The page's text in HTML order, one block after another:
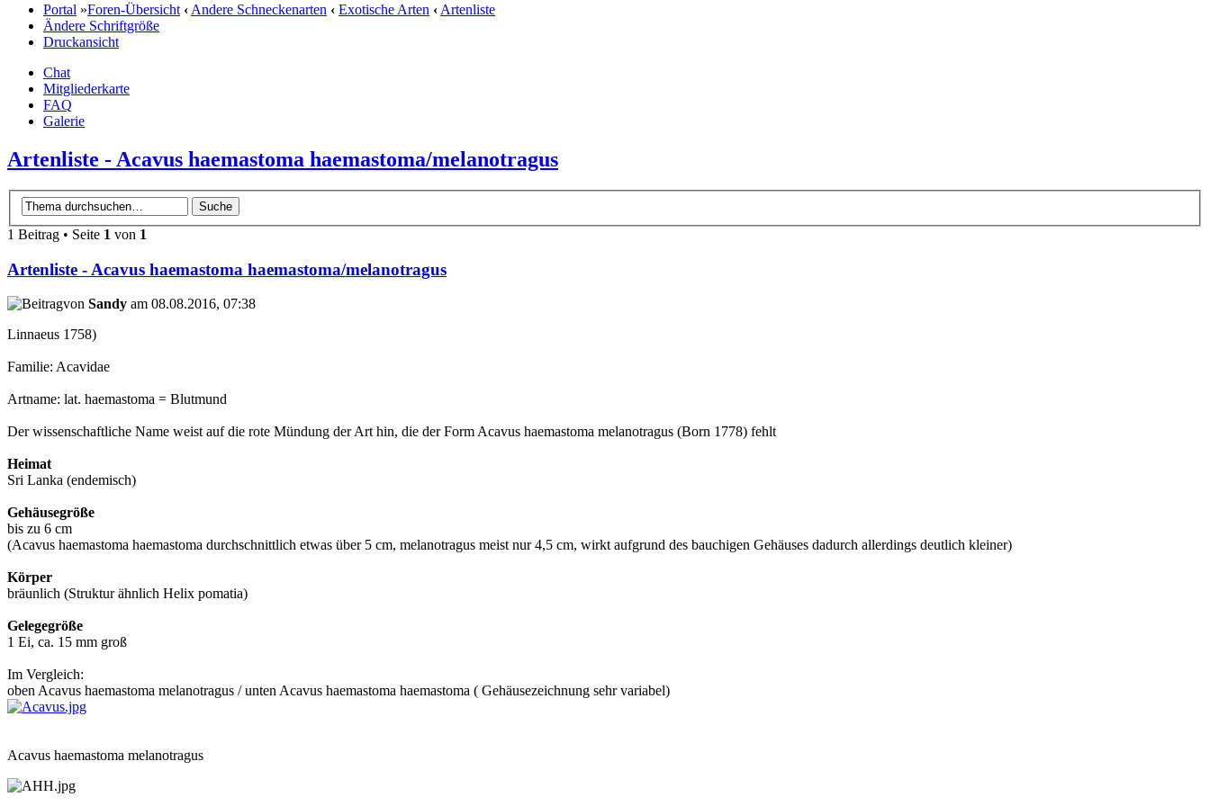
Portal »Foren-Übersicht ‹Andere Schneckenarten ‹ Exotische Arten ‹Artenliste
Ändere Schriftgröße
Druckansicht
Chat
Mitgliederkarte
FAQ
Galerie
Artenliste - Acavus haemastoma haemastoma/melanotragus
1 Beitrag • Seite 1 von 1
Artenliste - Acavus haemastoma haemastoma/melanotragus
von Sandy am 08.08.2016, 07:38
Linnaeus 1758)
Familie: Acavidae
Artname: lat. haemastoma = Blutmund
Der wissenschaftliche Name weist auf die rote Mündung der Art hin, die der Form Acavus haemastoma melanotragus (Born 1778) fehlt
Heimat
Sri Lanka (endemisch)
Gehäusegröße
bis zu 6 cm
(Acavus haemastoma haemastoma durchschnittlich etwas über 5 cm, melanotragus meist nur 4,5 cm, wirkt aufgrund des bauchigen Gehäuses dadurch allerdings deutlich kleiner)
Körper
bräunlich (Struktur ähnlich Helix pomatia)
Gelegegröße
1 Ei, ca. 15 mm groß
Im Vergleich:
oben Acavus haemastoma melanotragus / unten Acavus haemastoma haemastoma ( Gehäusezeichnung sehr variabel)
Acavus haemastoma melanotragus